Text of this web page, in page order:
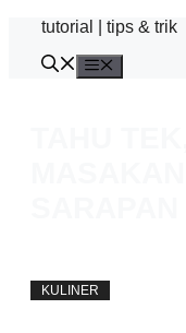
Skip
content
tutorial | tips & trik
KULINER